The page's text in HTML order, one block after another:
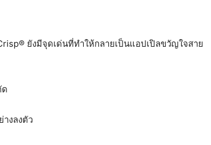
ยังมีจุดเด่นที่ทำให้กลายเป็นแอปเปิลขวัญใจสาย
ด
งลงตัว